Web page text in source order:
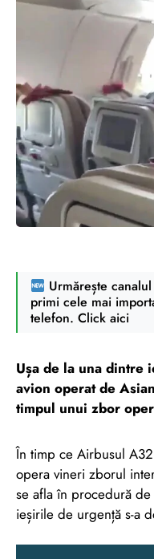
Urmărește
primi cele mai
telefon. Click aici
Ușa de la una dintre
avion operat de
timpul unui zbor
În timp ce Airbusul
opera vineri zborul
se afla în procedură
ieșirile de urgență s-a